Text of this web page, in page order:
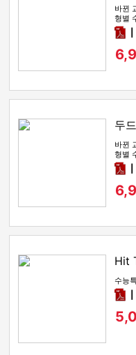
바뀐
형별
두
바뀐
형별
Hit
수능